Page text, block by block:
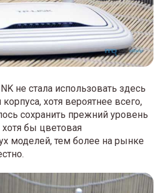
не стала использовать здесь
хотя вероятнее всего,
сохранить прежний уровень
бы цветовая
моделей, тем более на рынке